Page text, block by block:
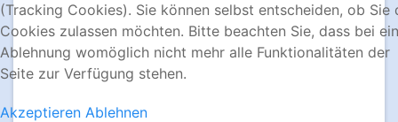
(Tracking Cookies). Sie können selbst entscheiden, ob Sie
Cookies zulassen möchten. Bitte beachten Sie, dass bei
Ablehnung womöglich nicht mehr alle Funktionalitäten der
Seite zur Verfügung stehen.
Akzeptieren Ablehnen